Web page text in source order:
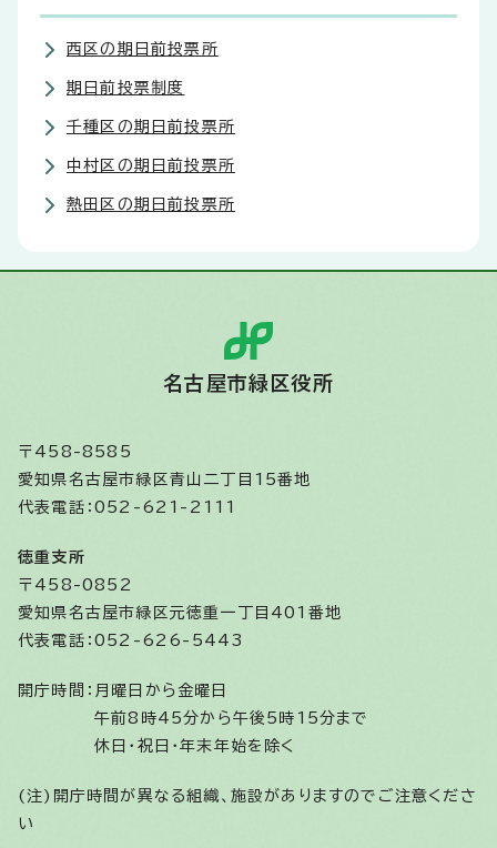
西区の期日前投票所
期日前投票制度
千種区の期日前投票所
中村区の期日前投票所
熱田区の期日前投票所
名古屋市緑区役所
〒458-8585
愛知県名古屋市緑区青山二丁目15番地
代表電話：052-621-2111
徳重支所
〒458-0852
愛知県名古屋市緑区元徳重一丁目401番地
代表電話：052-626-5443
開庁時間： 月曜日から金曜日
午前8時45分から午後5時15分まで
休日・祝日・年末年始を除く
(注)開庁時間が異なる組織、施設がありますのでご注意くださ
い